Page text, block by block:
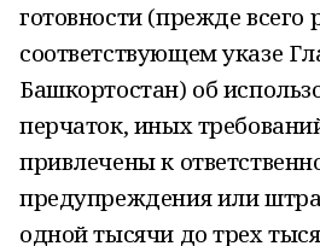
готовности (прежде всего
соответствующем указе
Башкортостан) об
перчаток, иных
привлечены к
предупреждения или
одной тысячи до трех